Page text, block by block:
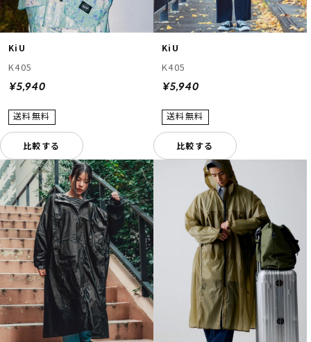
KiU
K405
¥5,940
比較する
KiU
K405
¥5,940
比較する